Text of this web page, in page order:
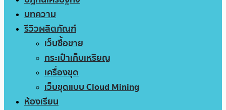
บทความ
รีวิวผลิตภัณฑ์
เว็บซื้อขาย
กระเป๋าเก็บเหรียญ
เครื่องขุด
เว็บขุดแบบ Cloud Mining
ห้องเรียน